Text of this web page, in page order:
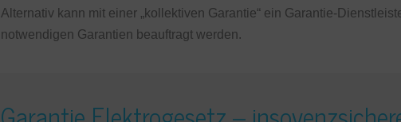
Alternativ kann mit einer „kollektiven Garantie“ ein Garantie-
notwendigen Garantien beauftragt werden.